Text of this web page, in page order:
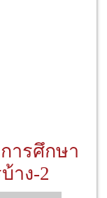
ารศึกษา
าง-2